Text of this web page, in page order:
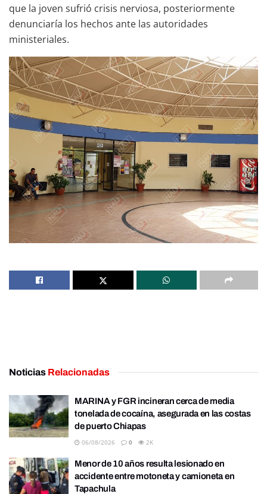
que la joven sufrió crisis nerviosa, posteriormente
denunciaría los hechos ante las autoridades
ministeriales.
Noticias Relacionadas
MARINA y FGR incineran cerca de media
tonelada de cocaína, asegurada en las costas
de puerto Chiapas
06/08/2026 0 2K
Menor de 10 años resulta lesionado en
accidente entre motoneta y camioneta en
Tapachula